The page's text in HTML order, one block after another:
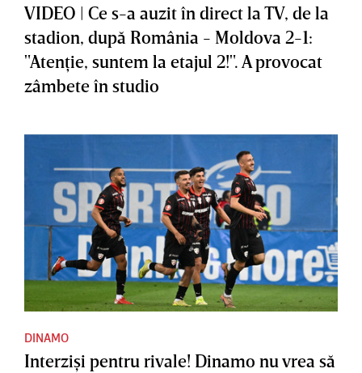
VIDEO | Ce s-a auzit în direct la TV, de la
stadion, după România - Moldova 2-1:
"Atenţie, suntem la etajul 2!". A provocat
zâmbete în studio
DINAMO
Interzişi pentru rivale! Dinamo nu vrea să